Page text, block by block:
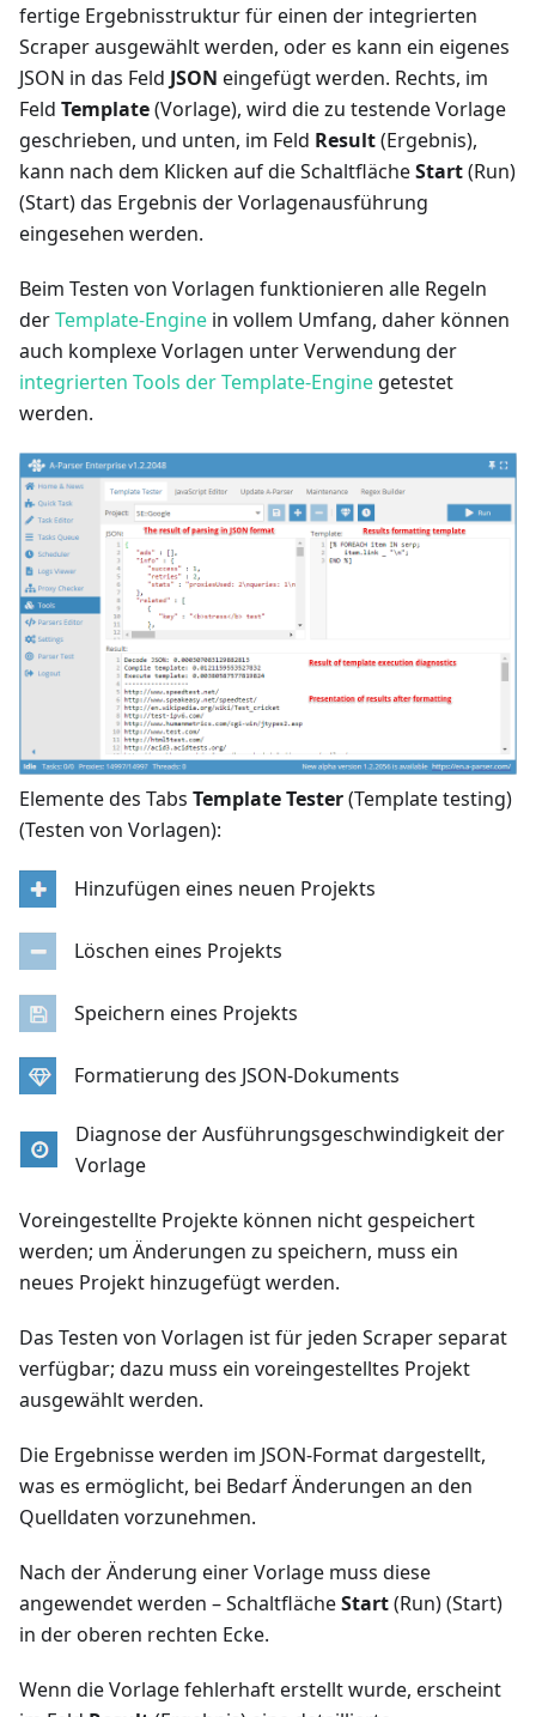
fertige Ergebnisstruktur für einen der integrierten
Scraper ausgewählt werden, oder es kann ein eigenes
JSON in das Feld JSON eingefügt werden. Rechts, im
Feld Template(Vorlage), wird die zu testende Vorlage
geschrieben, und unten, im Feld Result(Ergebnis),
kann nach dem Klicken auf die SchaltflächeStart(Run)
(Start) das Ergebnis der Vorlagenausführung
eingesehen werden.
Beim Testen von Vorlagen funktionieren alle Regeln
derTemplate-Engine in vollem Umfang, daher können
auch komplexe Vorlagen unter Verwendung der
integrierten Tools der Template-Engine getestet
werden.
Elemente des Tabs Template Tester(Template testing)
(Testen von Vorlagen):
Hinzufügen eines neuen Projekts
Löschen eines Projekts
Speichern eines Projekts
Formatierung des JSON-Dokuments
Diagnose der Ausführungsgeschwindigkeit der
Vorlage
Voreingestellte Projekte können nicht gespeichert
werden; um Änderungen zu speichern, muss ein
neues Projekt hinzugefügt werden.
Das Testen von Vorlagen ist für jeden Scraper separat
verfügbar; dazu muss ein voreingestelltes Projekt
ausgewählt werden.
Die Ergebnisse werden im JSON-Format dargestellt,
was es ermöglicht, bei Bedarf Änderungen an den
Quelldaten vorzunehmen.
Nach der Änderung einer Vorlage muss diese
angewendet werden – SchaltflächeStart(Run) (Start)
in der oberen rechten Ecke.
Wenn die Vorlage fehlerhaft erstellt wurde, erscheint